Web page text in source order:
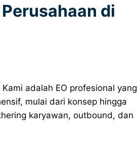
di
adalah EO profesional yang
mulai dari konsep hingga
karyawan, outbound, dan